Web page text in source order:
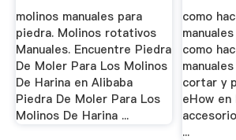
molinos manuales para
piedra. Molinos rotativos
Manuales. Encuentre Piedra
De Moler Para Los Molinos
De Harina en Alibaba
Piedra De Moler Para Los
Molinos De Harina ...
como
como
cortar y
eHow en
...